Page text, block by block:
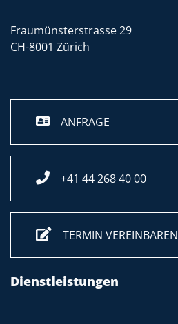
Fraumünsterstrasse 29
CH-8001 Zürich
ANFRAGE
+41 44 268 40 00
TERMIN VEREINBAREN
Dienstleistungen